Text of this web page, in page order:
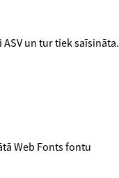
un tur tiek saīsināta.
Web Fonts fontu